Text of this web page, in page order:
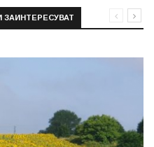
ЗАИНТЕРЕСУВАТ